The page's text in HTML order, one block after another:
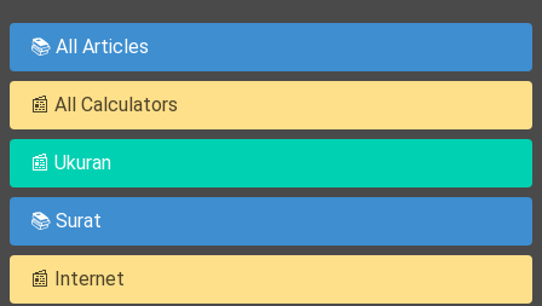
📚 All Articles
📰 All Calculators
📰 Ukuran
📚 Surat
📰 Internet